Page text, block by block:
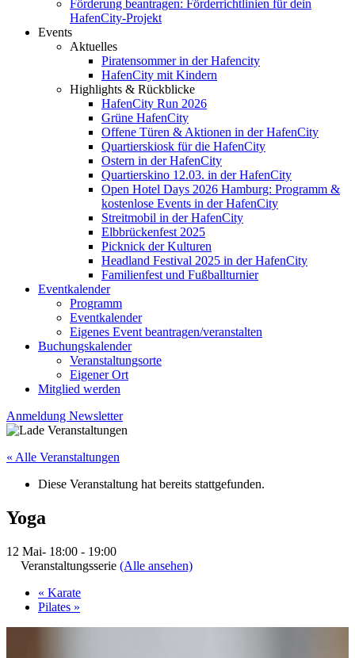
Förderung beantragen: Förderrichtlinien für dein
HafenCity-Projekt
Events
Aktuelles
Piratensommer in der Hafencity
HafenCity mit Kindern
Highlights & Rückblicke
HafenCity Run 2026
Grüne HafenCity
Offene Türen & Aktionen in der HafenCity
Quartierskiosk für die HafenCity
Ostern in der HafenCity
Quartierskino 12.03. in der HafenCity
Open Hotel Days 2026 Hamburg: Programm &
kostenlose Events in der HafenCity
Streitmobil in der HafenCity
Elbbrückenfest 2025
Picknick der Kulturen
Headland Festival 2025 in der HafenCity
Familienfest und Fußballturnier
Eventkalender
Programm
Eventkalender
Eigenes Event beantragen/veranstalten
Buchungskalender
Veranstaltungsorte
Eigener Ort
Mitglied werden
Anmeldung Newsletter
« Alle Veranstaltungen
Diese Veranstaltung hat bereits stattgefunden.
Yoga
12 Mai- 18:00 - 19:00
Veranstaltungsserie (Alle ansehen)
« Karate
Pilates »